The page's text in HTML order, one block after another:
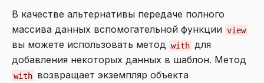
В качестве альтернативы передаче полного
массива данных вспомогательной функции view
вы можете использовать метод with для
добавления некоторых данных в шаблон. Метод
with возвращает экземпляр объекта